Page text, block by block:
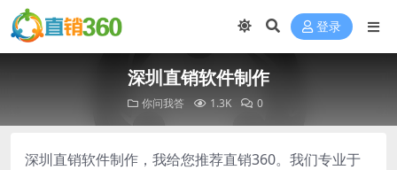
登录
深圳直销软件制作
你问我答 1.3K 0
深圳直销软件制作，我给您推荐直销360。我们专业于